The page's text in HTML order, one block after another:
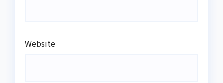
Website